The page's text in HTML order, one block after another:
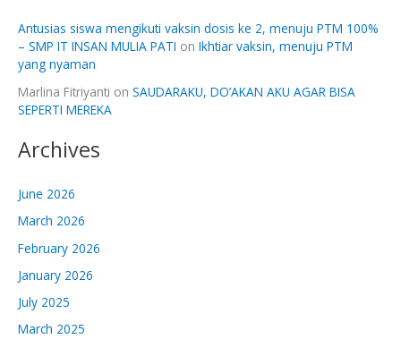
Antusias siswa mengikuti vaksin dosis ke 2, menuju PTM 100%
– SMP IT INSAN MULIA PATI on Ikhtiar vaksin, menuju PTM
yang nyaman
Marlina Fitriyanti on SAUDARAKU, DO’AKAN AKU AGAR BISA
SEPERTI MEREKA
Archives
June 2026
March 2026
February 2026
January 2026
July 2025
March 2025